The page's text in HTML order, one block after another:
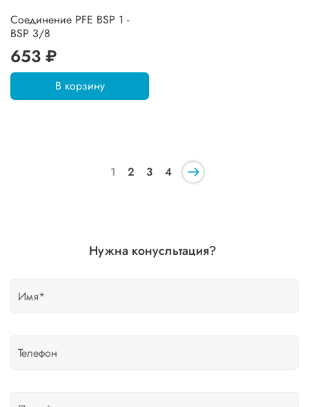
Соединение PFE BSP 1 -
BSP 3/8
653 ₽
В корзину
1 2 3 4
Нужна конусльтация?